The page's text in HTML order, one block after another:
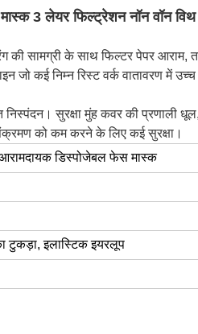
3 लेयर फिल्ट्रेशन नॉन वॉन
सामग्री के साथ फिल्टर पेपर आराम,
जो कई निम्न रिस्ट वर्क वातावरण में
निस्पंदन। सुरक्षा मुंह कवर की प्रणाली
को कम करने के लिए कई सुरक्षा।
डिस्पोजेबल फेस मास्क
टुकड़ा, इलास्टिक इयरलूप